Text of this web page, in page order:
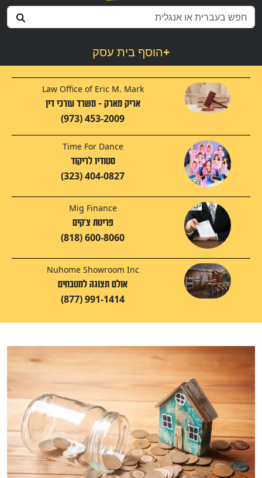
הוסף בית עסק+
Law Office of Eric M. Mark
אריק מארק - משרד עורכי דין
(973) 453-2009
Time For Dance
סטודיו לריקוד
(323) 404-0827
Mig Finance
פריטת צ'קים
(818) 600-8060
Nuhome Showroom Inc
אולם תצוגה למטבחים
(877) 991-1414